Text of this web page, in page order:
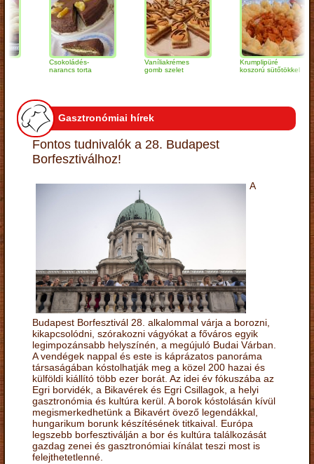
Csokoládés-
narancs torta
Vaníliakrémes
gomb szelet
Krumplipüré
koszorú sütőtökkel
Gasztronómiai hírek
Fontos tudnivalók a 28. Budapest
Borfesztiválhoz!
A
Budapest Borfesztivál 28. alkalommal várja a borozni,
kikapcsolódni, szórakozni vágyókat a főváros egyik
legimpozánsabb helyszínén, a megújuló Budai Várban.
A vendégek nappal és este is káprázatos panoráma
társaságában kóstolhatják meg a közel 200 hazai és
külföldi kiállító több ezer borát. Az idei év fókuszába az
Egri borvidék, a Bikavérek és Egri Csillagok, a helyi
gasztronómia és kultúra kerül. A borok kóstolásán kívül
megismerkedhetünk a Bikavért övező legendákkal,
hungarikum borunk készítésének titkaival. Európa
legszebb borfesztiválján a bor és kultúra találkozását
gazdag zenei és gasztronómiai kínálat teszi most is
felejthetetlenné.